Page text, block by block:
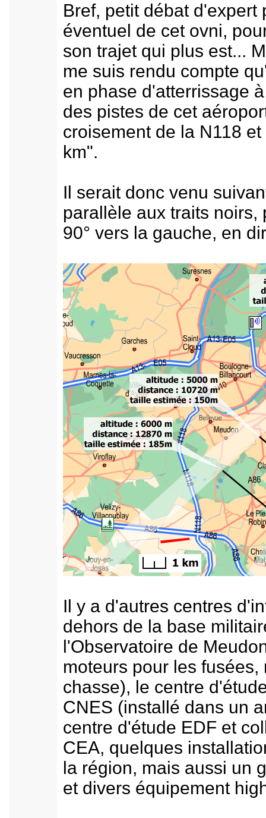
Bref, petit débat d'expert
éventuel de cet ovni,
son trajet qui plus est...
me suis rendu compte
en phase d'atterrissage
des pistes de cet
croisement de la N118
km".
Il serait donc venu
parallèle aux traits
90° vers la gauche, en
Il y a d'autres centres
dehors de la base
l'Observatoire de
moteurs pour les
chasse), le centre
CNES (installé dans un
centre d'étude EDF et
CEA, quelques
la région, mais aussi un
et divers équipement